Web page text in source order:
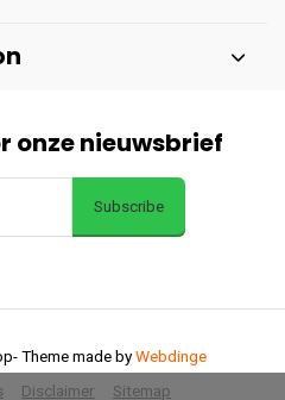
onze nieuwsbrief
Subscribe
Disclaimer Sitemap
- Theme made byWebdinge